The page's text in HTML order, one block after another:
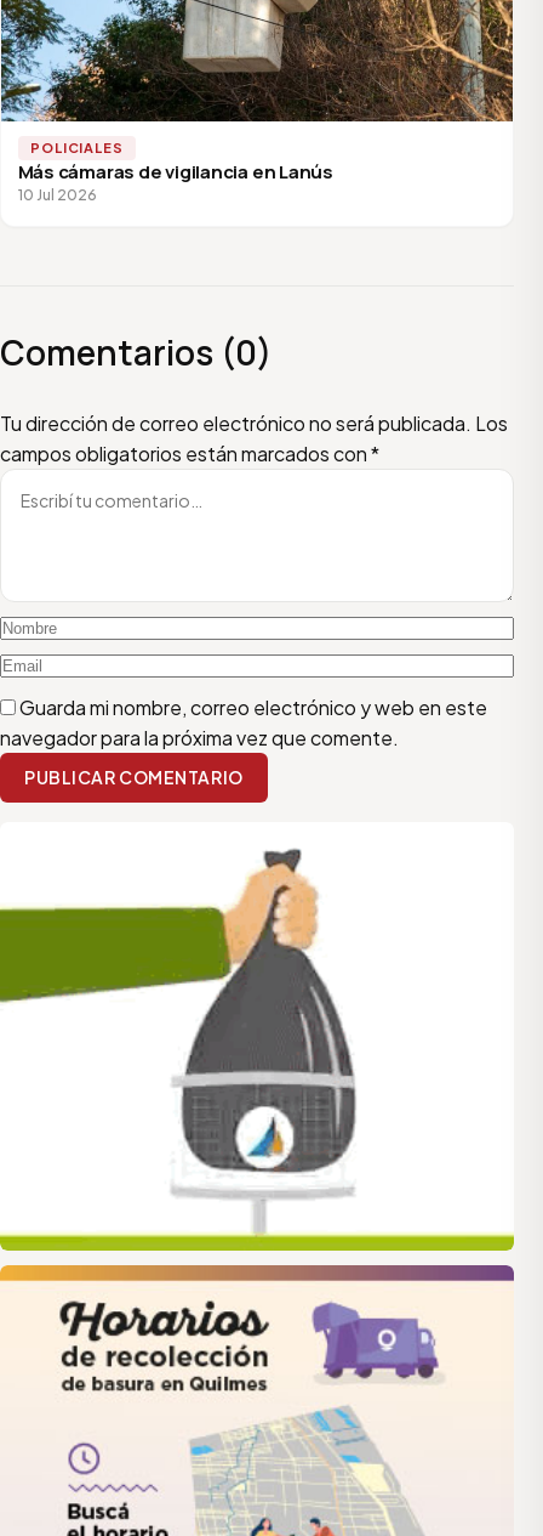
POLICIALES
Más cámaras de vigilancia en Lanús
10 Jul 2026
Comentarios (0)
Tu dirección de correo electrónico no será publicada. Los
campos obligatorios están marcados con*
Escribí tu comentario
Nombre
Email
Guarda mi nombre, correo electrónico y web en este
navegador para la próxima vez que comente.
PUBLICAR COMENTARIO
quilmes